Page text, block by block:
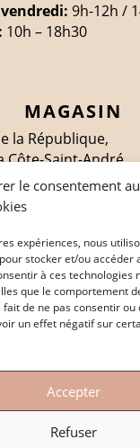
le consentement
expériences, nous
stocker et/ou accéder
à ces technologies
que le comportement
fait de ne pas consentir
un effet négatif sur
Accepter
Refuser
9h-12h /
10h – 18h30
MAGASIN
la République,
Côte-Saint-André
SUIVEZ-MOI
SAVOIR
légales
générales de